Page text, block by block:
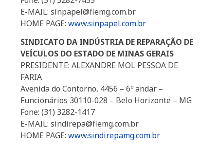
E-MAIL: sinpapel@fiemg.com.br
HOME PAGE:www.sinpapel.com.br
SINDICATO DA INDÚSTRIA DE REPARAÇÃO DE
VEÍCULOS DO ESTADO DE MINAS GERAIS
PRESIDENTE: ALEXANDRE MOL PESSOA DE
FARIA
Avenida do Contorno, 4456 – 6º andar –
Funcionários 30110-028 – Belo Horizonte – MG
Fone: (31) 3282-1417
E-MAIL: sindirepa@fiemg.com.br
HOME PAGE:www.sindirepamg.com.br